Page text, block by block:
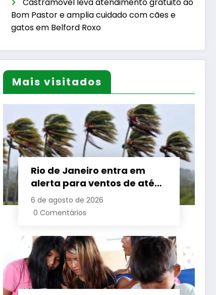
Castramóvel leva atendimento gratuito ao
Bom Pastor e amplia cuidado com cães e
gatos em Belford Roxo
Mais visitados
Rio de Janeiro entra em
alerta para ventos de até
110 km/h com avanço de
frente fria associada a
6 de agosto de 2026
0 Comentários